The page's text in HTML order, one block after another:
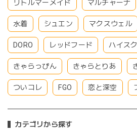
リトルマーメイド マルチャーナ
水着 シュエン マクスウェル
DORO レッドフード ハイス
きゃらっぴん きゃらとりあ
ついコレ FGO 恋と深空
カテゴリから探す